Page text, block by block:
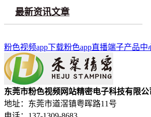
最新资讯文章
粉色视频app下载粉色app直播端子产品中
东莞市粉色视频网站精密电子科技有限公
地址：东莞市道滘镇粤晖路11号